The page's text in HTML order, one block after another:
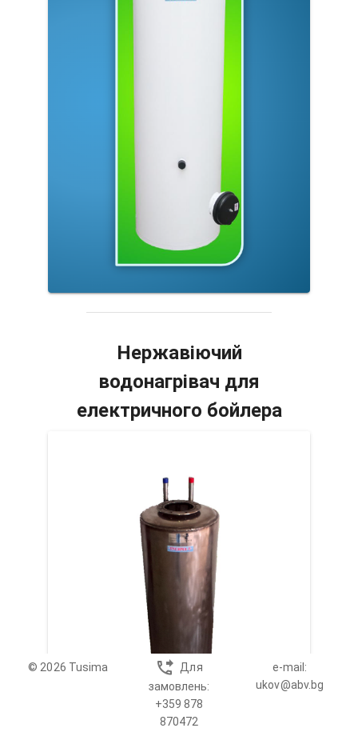
Нержавіючий
водонагрівач для
електричного бойлера
© 2026 Tusima
Для
замовлень:
+359 878
870472
e-mail:
ukov@abv.bg